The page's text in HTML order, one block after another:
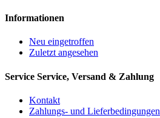
Informationen
Neu eingetroffen
Zuletzt angesehen
Service Service, Versand & Zahlung
Kontakt
Zahlungs- und Lieferbedingungen